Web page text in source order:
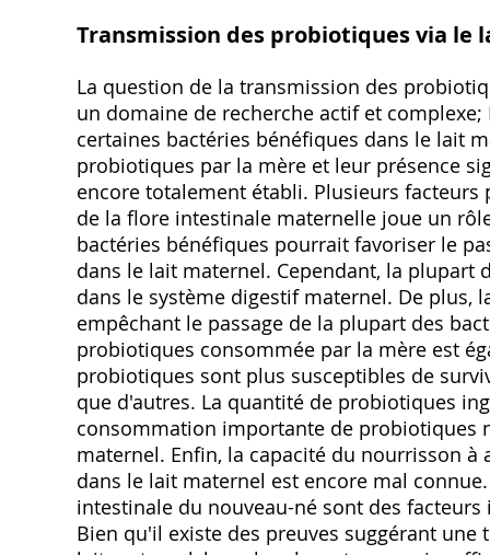
Transmission des probiotiques via le
La question de la transmission des
un domaine de recherche actif et
certaines bactéries bénéfiques dans le lait
probiotiques par la mère et leur présence
encore totalement établi. Plusieurs
de la flore intestinale maternelle joue un
bactéries bénéfiques pourrait favoriser le
dans le lait maternel. Cependant‚ la plupart
dans le système digestif maternel. De
empêchant le passage de la plupart des
probiotiques consommée par la mère est
probiotiques sont plus susceptibles de
que d'autres. La quantité de probiotiques
consommation importante de probiotiques
maternel. Enfin‚ la capacité du nourrisson
dans le lait maternel est encore mal
intestinale du nouveau-né sont des
Bien qu'il existe des preuves suggérant